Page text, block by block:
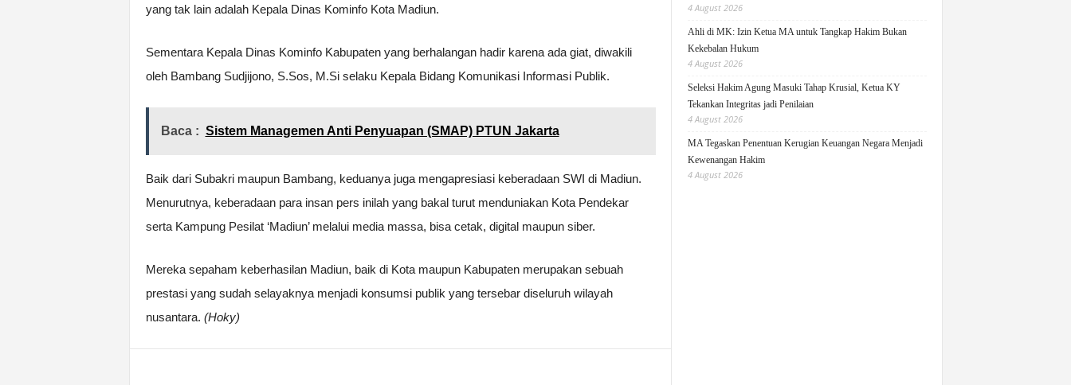
yang tak lain adalah Kepala Dinas Kominfo Kota Madiun.
Sementara Kepala Dinas Kominfo Kabupaten yang berhalangan hadir karena ada giat, diwakili
oleh Bambang Sudjijono, S.Sos, M.Si selaku Kepala Bidang Komunikasi Informasi Publik.
Baca : Sistem Managemen Anti Penyuapan (SMAP) PTUN Jakarta
Baik dari Subakri maupun Bambang, keduanya juga mengapresiasi keberadaan SWI di Madiun.
Menurutnya, keberadaan para insan pers inilah yang bakal turut menduniakan Kota Pendekar
serta Kampung Pesilat ‘Madiun’ melalui media massa, bisa cetak, digital maupun siber.
Mereka sepaham keberhasilan Madiun, baik di Kota maupun Kabupaten merupakan sebuah
prestasi yang sudah selayaknya menjadi konsumsi publik yang tersebar diseluruh wilayah
nusantara. (Hoky)
4 August 2026
Ahli di MK: Izin Ketua MA untuk Tangkap Hakim Bukan
Kekebalan Hukum
4 August 2026
Seleksi Hakim Agung Masuki Tahap Krusial, Ketua KY
Tekankan Integritas jadi Penilaian
4 August 2026
MA Tegaskan Penentuan Kerugian Keuangan Negara Menjadi
Kewenangan Hakim
4 August 2026